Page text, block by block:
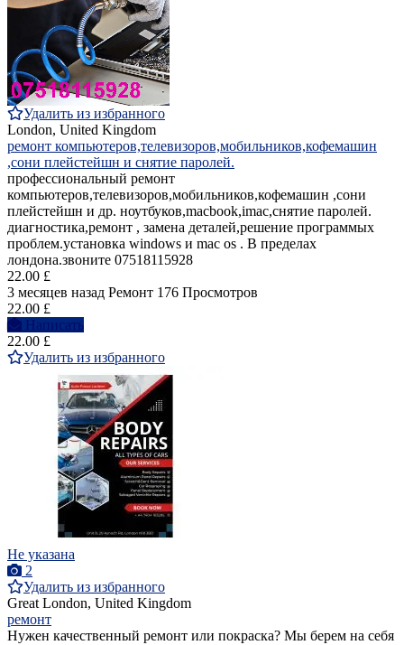
Удалить из избранного
London, United Kingdom
ремонт компьютеров,телевизоров,мобильников,кофемашин
,сони плейстейшн и снятие паролей.
профессиональный ремонт
компьютеров,телевизоров,мобильников,кофемашин ,сони
плейстейшн и др. ноутбуков,macbook,imac,снятие паролей.
диагностика,ремонт , замена деталей,решение программых
проблем.установка windows и mac os . В пределах
лондона.звоните 07518115928
22.00 £
3 месяцев назад Ремонт 176 Просмотров
22.00 £
Написать
22.00 £
Удалить из избранного
Не указана
2
Удалить из избранного
Great London, United Kingdom
ремонт
Нужен качественный ремонт или покраска? Мы берем на себя